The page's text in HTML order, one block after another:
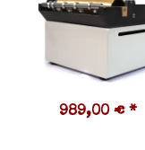
989,00 € *